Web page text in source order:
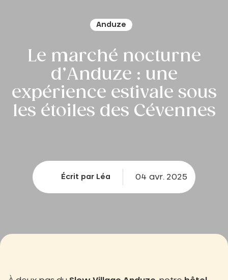
Anduze
Le marché nocturne
d’Anduze : une
expérience estivale sous
les étoiles des Cévennes
Écrit par Léa 04 avr. 2025